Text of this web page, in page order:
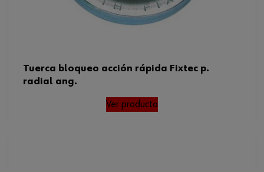
Tuerca bloqueo acción rápida Fixtec p.
radial ang.
Ver producto